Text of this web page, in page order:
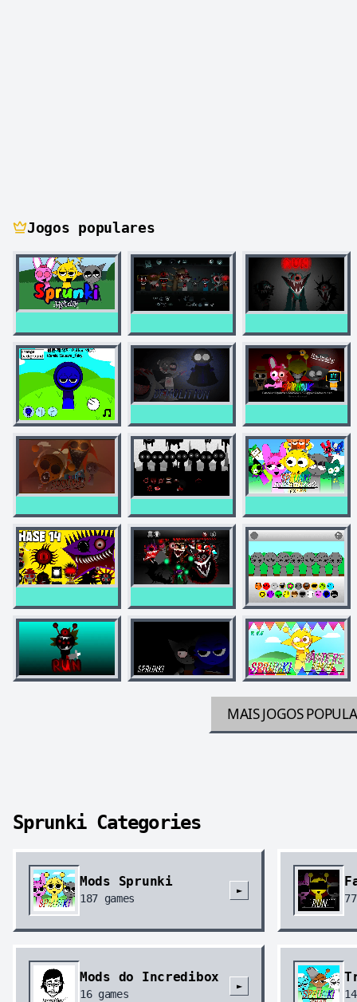
Jogos populares
MAIS JOGOS
Sprunki Categories
Mods Sprunki
187 games
►
77
Mods do Incredibox
16games
►
14